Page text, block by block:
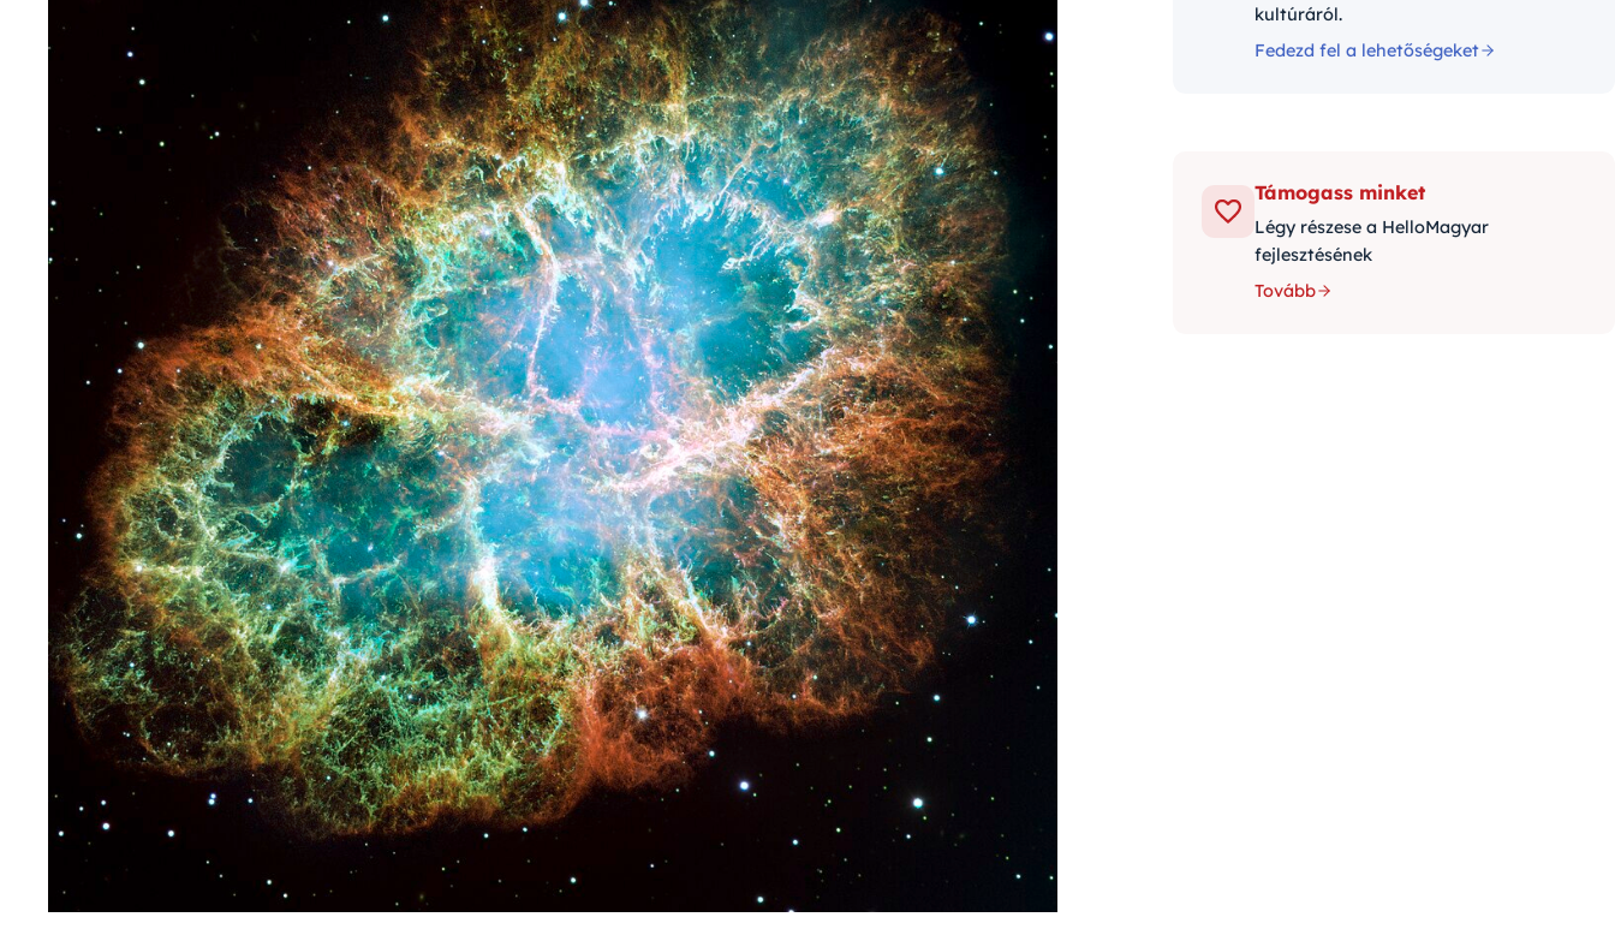
kultúráról.
Fedezd fel a lehetőségeket
Támogass minket
Légy részese a HelloMagyar
fejlesztésének
Tovább